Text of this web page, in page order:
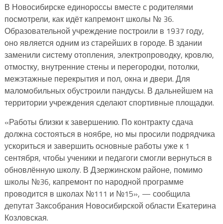
В Новосибирске единороссы вместе с родителями
посмотрели, как идёт капремонт школы № 36.
Образовательной учреждение построили в 1937 году,
оно является одним из старейших в городе. В здании
заменили систему отопления, электропроводку, кровлю,
отмостку, внутренние стены и перегородки, потолки,
межэтажные перекрытия и пол, окна и двери. Для
маломобильных обустроили пандусы. В дальнейшем на
территории учреждения сделают спортивные площадки.
«Работы близки к завершению. По контракту сдача
должна состояться в ноябре, но мы просили подрядчика
ускориться и завершить основные работы уже к 1
сентября, чтобы ученики и педагоги смогли вернуться в
обновлённую школу. В Дзержинском районе, помимо
школы №36, капремонт по народной программе
проводится в школах №111 и №15», — сообщила
депутат Заксобрания Новосибирской области Екатерина
Козловская.